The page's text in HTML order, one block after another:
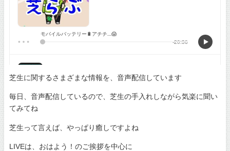
芝生に関するさまざまな情報を、音声配信しています
毎日、音声配信しているので、芝生の手入れしながら気楽に聞い
てみてね
芝生って言えば、やっぱり癒しですよね
LIVEは、おはよう！のご挨拶を中心に